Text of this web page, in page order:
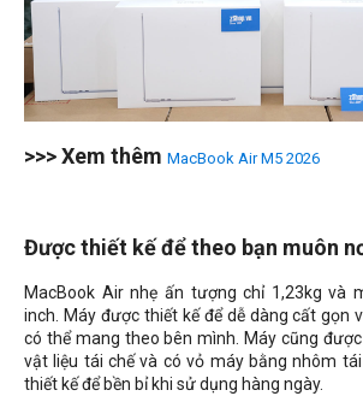
>>> Xem thêm MacBook Air M5 2026
Được thiết kế để theo bạn muôn
MacBook Air nhẹ ấn tượng chỉ 1,23kg và
inch. Máy được thiết kế để dễ dàng cất gọn
có thể mang theo bên mình. Máy cũng
vật liệu tái chế và có vỏ máy bằng nhôm
thiết kế để bền bỉ khi sử dụng hàng ngày.